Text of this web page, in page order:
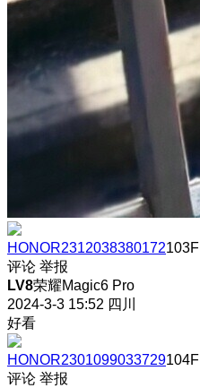
HONOR2312038380172103F
评论 举报
LV8荣耀Magic6 Pro
2024-3-3 15:52 四川
好看
HONOR2301099033729104F
评论 举报